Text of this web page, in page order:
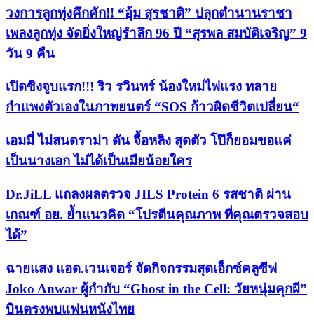
วงการลูกทุ่งคึกคัก!! “อุ้ม สุรชาติ” ปลุกตำนานราชา
เพลงลูกทุ่ง จัดยิ่งใหญ่รำลึก 96 ปี “สุรพล สมบัติเจริญ” 9
วัน 9 คืน
เปิดซิงจูบแรก!!! ริว รวินทร์ น้องใหม่ไฟแรง ทลาย
กำแพงตัวเองในภาพยนตร์ “SOS ก้าวผิดชีวิตเปลี่ยน“
เอมมี่ ไม่สนดราม่า ดัน จื้อหลิง สุดตัว โป๊ก็ยอมขอแค่
เป็นนางเอก ไม่ได้เป็นเมียน้อยใคร
Dr.JiLL แถลงผลตรวจ JILS Protein 6 รสชาติ ผ่าน
เกณฑ์ อย. ย้ำแนวคิด “โปรตีนคุณภาพ ที่คุณตรวจสอบ
ได้”
ฉายแสง แอด.เวนเจอร์ จัดกิจกรรมสุดเอ็กซ์คลูซีฟ
Joko Anwar ผู้กำกับ “Ghost in the Cell: วัยหนุ่มคุกผี”
บินตรงพบแฟนหนังไทย